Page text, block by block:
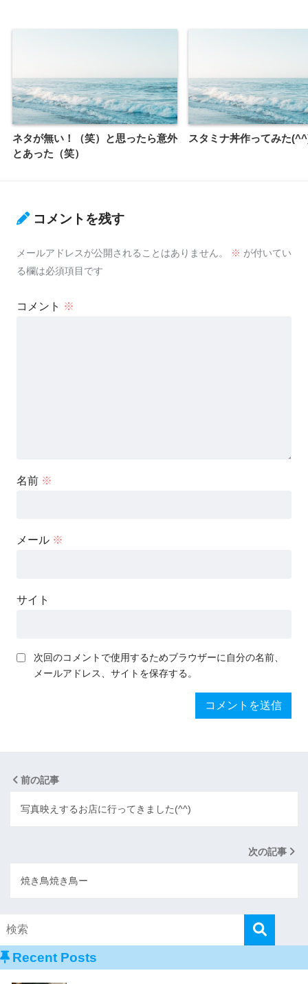
ネタが無い！（笑）と思ったら意外
とあった（笑）
スタミナ丼作ってみた
コメントを残す
メールアドレスが公開されることはありません。 ※ が付いてい
る欄は必須項目です
コメント ※
名前 ※
メール ※
サイト
次回のコメントで使用するためブラウザーに自分の名前、
メールアドレス、サイトを保存する。
前の記事
写真映えするお店に行ってきました(^^)
次の記事
焼き鳥焼き鳥ー
Recent Posts